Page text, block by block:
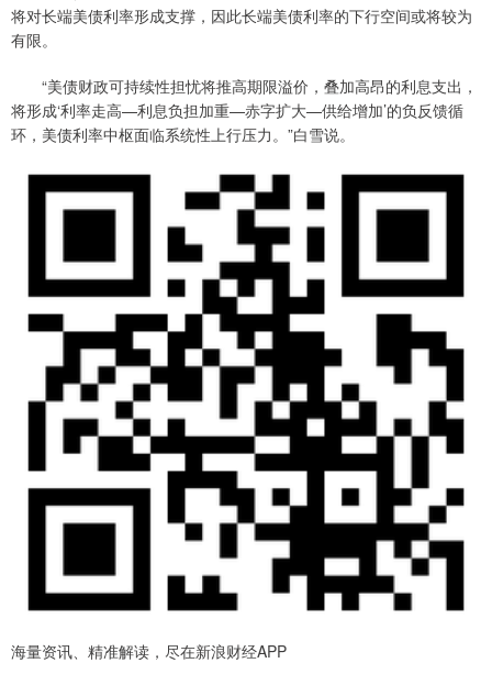
将对长端美债利率形成支撑，因此长端美债利率的下行空间或将较为
有限。
“美债财政可持续性担忧将推高期限溢价，叠加高昂的利息支出，
将形成‘利率走高—利息负担加重—赤字扩大—供给增加’的负反馈循
环，美债利率中枢面临系统性上行压力。”白雪说。
海量资讯、精准解读，尽在新浪财经APP